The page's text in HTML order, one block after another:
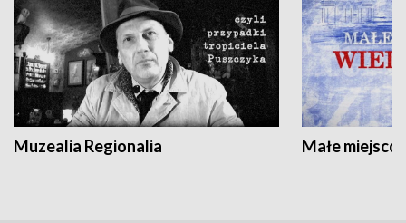
Muzealia Regionalia Małe